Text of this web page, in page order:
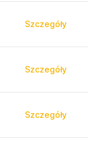
Szczegóły
Szczegóły
Szczegóły